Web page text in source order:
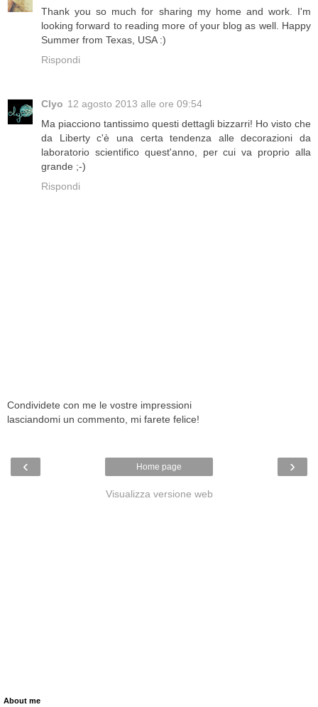
Thank you so much for sharing my home and work. I'm
looking forward to reading more of your blog as well. Happy
Summer from Texas, USA :)
Rispondi
Clyo 12 agosto 2013 alle ore 09:54
Ma piacciono tantissimo questi dettagli bizzarri! Ho visto che
da Liberty c'è una certa tendenza alle decorazioni da
laboratorio scientifico quest'anno, per cui va proprio alla
grande ;-)
Rispondi
Condividete con me le vostre impressioni
lasciandomi un commento, mi farete felice!
‹ ›
Home page
Visualizza versione web
About me